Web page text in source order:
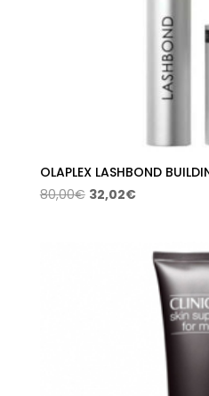
OLAPLEX LASHBOND
80,00€ El
32,02€El
32,02€.